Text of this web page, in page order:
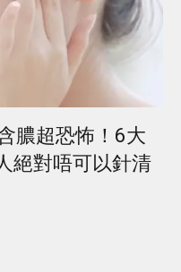
膿超恐怖！6大
絕對唔可以針清